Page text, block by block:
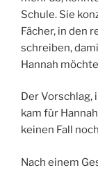
Schule. Sie
Fächer, in den
schreiben,
Hannah
Der Vorschlag,
kam für
keinen Fall
Nach einem